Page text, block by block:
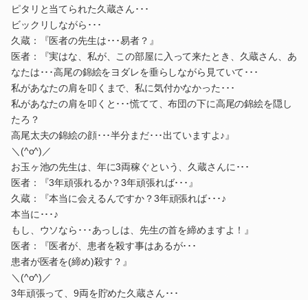
ピタリと当てられた久蔵さん･･･
ビックリしながら･･･
久蔵：『医者の先生は･･･易者？』
医者：『実はな、私が、この部屋に入って来たとき、久蔵さん、あ
なたは･･･高尾の錦絵をヨダレを垂らしながら見ていて･･･
私があなたの肩を叩くまで、私に気付かなかった･･･
私があなたの肩を叩くと･･･慌てて、布団の下に高尾の錦絵を隠し
たろ？
高尾太夫の錦絵の顔･･･半分まだ･･･出ていますよ♪』
＼(^o^)／
お玉ヶ池の先生は、年に3両稼ぐという、久蔵さんに･･･
医者：『3年頑張れるか？3年頑張れば･･･』
久蔵：『本当に会えるんですか？3年頑張れば･･･♪
本当に･･･♪
もし、ウソなら･･･あっしは、先生の首を締めますよ！』
医者：『医者が、患者を殺す事はあるが･･･
患者が医者を(締め)殺す？』
＼(^o^)／
3年頑張って、9両を貯めた久蔵さん･･･